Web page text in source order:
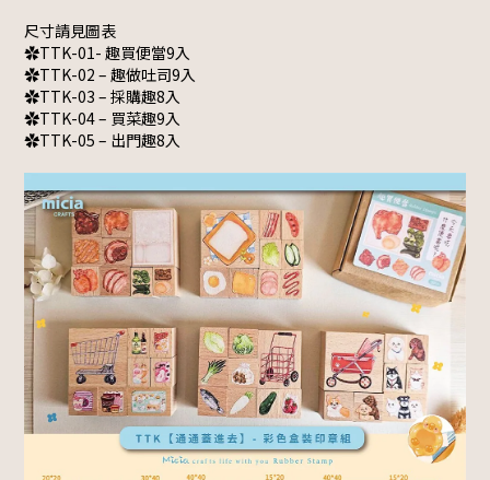
尺寸請見圖表
✿TTK-01- 趣買便當9入
✿TTK-02 – 趣做吐司9入
✿TTK-03 – 採購趣8入
✿TTK-04 – 買菜趣9入
✿TTK-05 – 出門趣8入